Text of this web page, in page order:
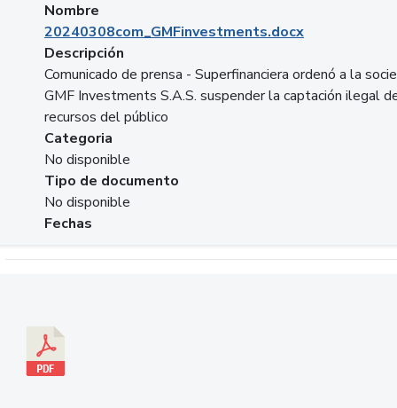
Nombre
20240308com_GMFinvestments.docx
Descripción
Comunicado de prensa - Superfinanciera ordenó a la
GMF Investments S.A.S. suspender la captación ilegal
recursos del público
Categoria
No disponible
Tipo de documento
No disponible
Fechas